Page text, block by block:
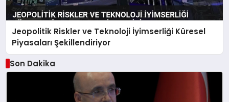
Jeopolitik Riskler ve Teknoloji İyimserliği Küresel
Piyasaları Şekillendiriyor
Son Dakika